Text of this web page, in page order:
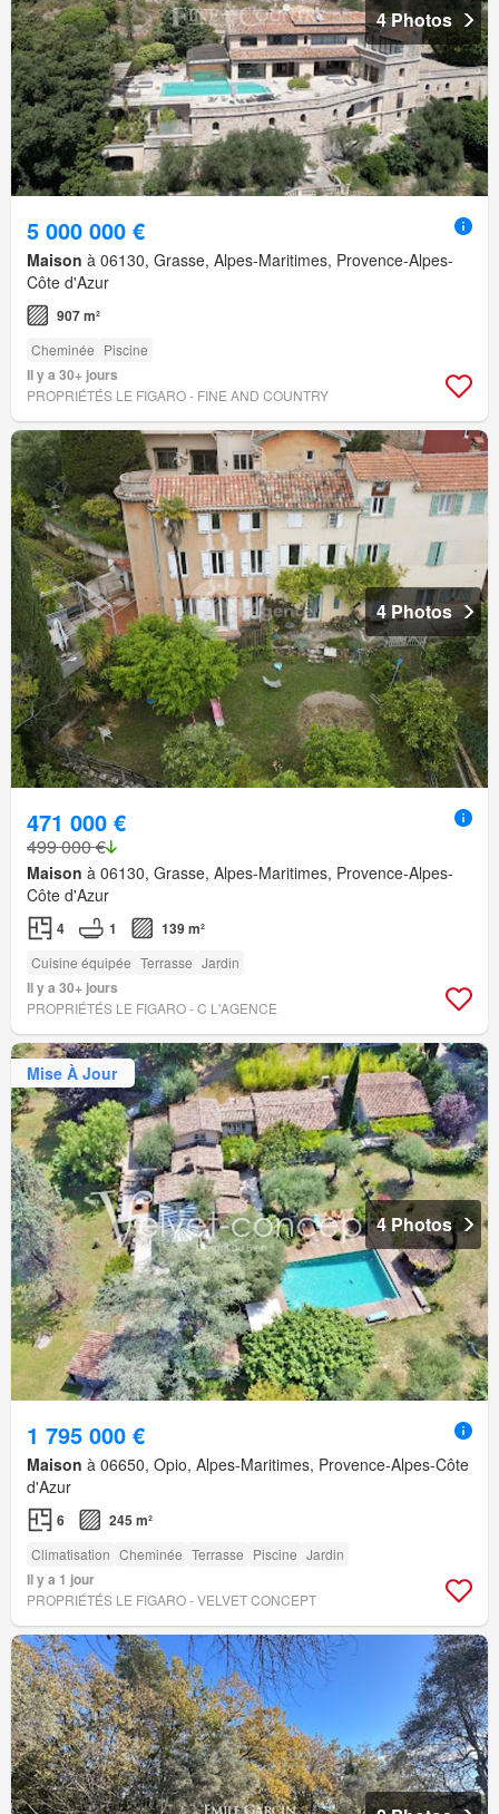
4 Photos
5 000 000 €
Maison à 06130, Grasse, Alpes-Maritimes, Provence-Alpes-
Côte d'Azur
907 m²
Cheminée Piscine
Il y a 30+ jours
PROPRIÉTÉS LE FIGARO - FINE AND COUNTRY
4 Photos
471 000 €
499 000 €
Maison à 06130, Grasse, Alpes-Maritimes, Provence-Alpes-
Côte d'Azur
4 1 139 m²
Cuisine équipée Terrasse Jardin
Il y a 30+ jours
PROPRIÉTÉS LE FIGARO - C L'AGENCE
Mise À Jour
4 Photos
1 795 000 €
Maison à 06650, Opio, Alpes-Maritimes, Provence-Alpes-Côte
d'Azur
6 245 m²
Climatisation Cheminée Terrasse Piscine Jardin
Il y a 1 jour
PROPRIÉTÉS LE FIGARO - VELVET CONCEPT